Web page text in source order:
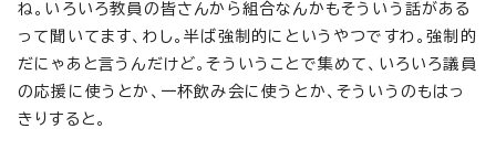
ね。いろいろ教員の皆さんから組合なんかもそういう話がある
って聞いてます、わし。半ば強制的にというやつですわ。強制的
だにゃあと言うんだけど。そういうことで集めて、いろいろ議員
の応援に使うとか、一杯飲み会に使うとか、そういうのもはっ
きりすると。